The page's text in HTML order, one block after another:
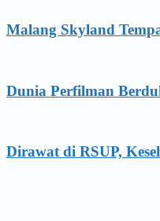
Malang Skyland
Dunia Perfilman
Dirawat di RSUP,